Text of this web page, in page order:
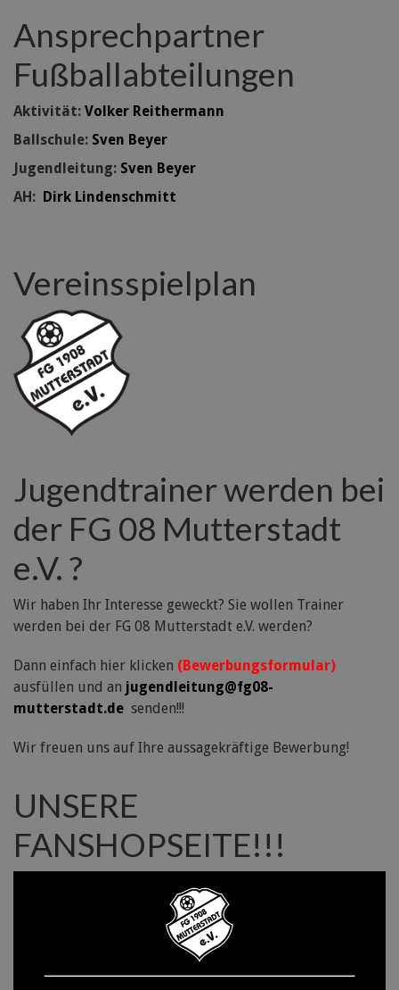
Ansprechpartner
Fußballabteilungen
Aktivität: Volker Reithermann
Ballschule: Sven Beyer
Jugendleitung: Sven Beyer
AH: Dirk Lindenschmitt
Vereinsspielplan
Jugendtrainer werden bei
der FG 08 Mutterstadt
e.V. ?
Wir haben Ihr Interesse geweckt? Sie wollen Trainer
werden bei der FG 08 Mutterstadt e.V. werden?
Dann einfach hier klicken (Bewerbungsformular)
ausfüllen und an jugendleitung@fg08-
mutterstadt.de senden!!!
Wir freuen uns auf Ihre aussagekräftige Bewerbung!
UNSERE
FANSHOPSEITE!!!